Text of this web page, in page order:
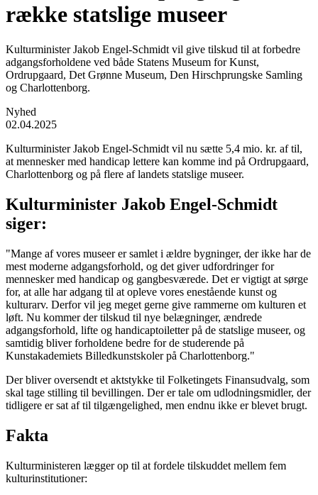
række statslige museer
Kulturminister Jakob Engel-Schmidt vil give tilskud til at forbedre
adgangsforholdene ved både Statens Museum for Kunst,
Ordrupgaard, Det Grønne Museum, Den Hirschprungske Samling
og Charlottenborg.
Nyhed
02.04.2025
Kulturminister Jakob Engel-Schmidt vil nu sætte 5,4 mio. kr. af til,
at mennesker med handicap lettere kan komme ind på Ordrupgaard,
Charlottenborg og på flere af landets statslige museer.
Kulturminister Jakob Engel-Schmidt
siger:
"Mange af vores museer er samlet i ældre bygninger, der ikke har de
mest moderne adgangsforhold, og det giver udfordringer for
mennesker med handicap og gangbesværede. Det er vigtigt at sørge
for, at alle har adgang til at opleve vores enestående kunst og
kulturarv. Derfor vil jeg meget gerne give rammerne om kulturen et
løft. Nu kommer der tilskud til nye belægninger, ændrede
adgangsforhold, lifte og handicaptoiletter på de statslige museer, og
samtidig bliver forholdene bedre for de studerende på
Kunstakademiets Billedkunstskoler på Charlottenborg."
Der bliver oversendt et aktstykke til Folketingets Finansudvalg, som
skal tage stilling til bevillingen. Der er tale om udlodningsmidler, der
tidligere er sat af til tilgængelighed, men endnu ikke er blevet brugt.
Fakta
Kulturministeren lægger op til at fordele tilskuddet mellem fem
kulturinstitutioner: